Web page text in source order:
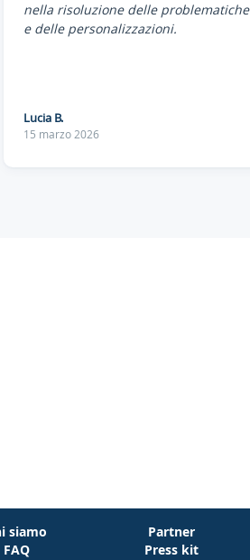
nella risoluzione delle problematiche
e delle personalizzazioni.
Lucia B.
15 marzo 2026
siamo
FAQ
Partner
Press kit